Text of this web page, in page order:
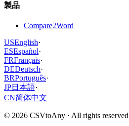
製品
Compare2Word
USEnglish·
ESEspañol·
FRFrançais·
DEDeutsch·
BRPortuguês·
JP日本語·
CN简体中文
© 2026 CSVtoAny · All rights